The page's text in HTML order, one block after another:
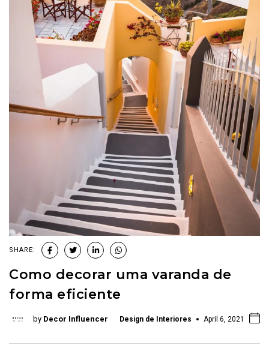
SHARE:
Como decorar uma varanda de
forma eficiente
by Decor Influencer Design de Interiores April 6, 2021